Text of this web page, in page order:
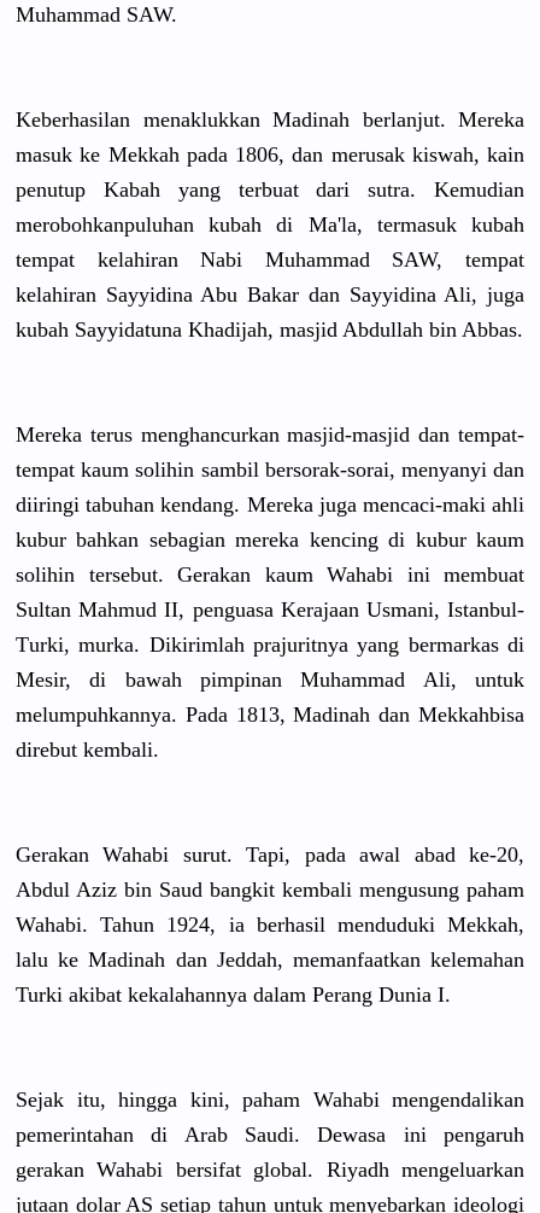
Muhammad SAW.
Keberhasilan menaklukkan Madinah berlanjut. Mereka
masuk ke Mekkah pada 1806, dan merusak kiswah, kain
penutup Kabah yang terbuat dari sutra. Kemudian
merobohkanpuluhan kubah di Ma'la, termasuk kubah
tempat kelahiran Nabi Muhammad SAW, tempat
kelahiran Sayyidina Abu Bakar dan Sayyidina Ali, juga
kubah Sayyidatuna Khadijah, masjid Abdullah bin Abbas.
Mereka terus menghancurkan masjid-masjid dan tempat-
tempat kaum solihin sambil bersorak-sorai, menyanyi dan
diiringi tabuhan kendang. Mereka juga mencaci-maki ahli
kubur bahkan sebagian mereka kencing di kubur kaum
solihin tersebut. Gerakan kaum Wahabi ini membuat
Sultan Mahmud II, penguasa Kerajaan Usmani, Istanbul-
Turki, murka. Dikirimlah prajuritnya yang bermarkas di
Mesir, di bawah pimpinan Muhammad Ali, untuk
melumpuhkannya. Pada 1813, Madinah dan Mekkahbisa
direbut kembali.
Gerakan Wahabi surut. Tapi, pada awal abad ke-20,
Abdul Aziz bin Saud bangkit kembali mengusung paham
Wahabi. Tahun 1924, ia berhasil menduduki Mekkah,
lalu ke Madinah dan Jeddah, memanfaatkan kelemahan
Turki akibat kekalahannya dalam Perang Dunia I.
Sejak itu, hingga kini, paham Wahabi mengendalikan
pemerintahan di Arab Saudi. Dewasa ini pengaruh
gerakan Wahabi bersifat global. Riyadh mengeluarkan
jutaan dolar AS setiap tahun untuk menyebarkan ideologi